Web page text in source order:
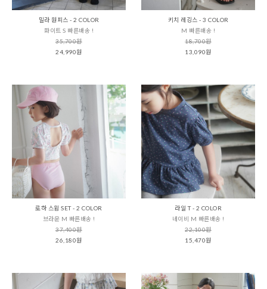
밀라 원피스 - 2 COLOR
화이트 S 빠른배송 !
35,700원
24,990원
키치 레깅스 - 3 COLOR
M 빠른배송 !
18,700원
13,090원
로하 스윔 SET - 2 COLOR
브라운 M 빠른배송 !
37,400원
26,180원
라일 T - 2 COLOR
네이비 M 빠른배송 !
22,100원
15,470원